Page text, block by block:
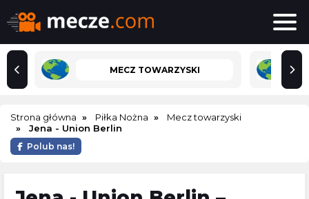
MECZ TOWARZYSKI
Strona główna Piłka Nożna
Mecz towarzyski
Jena - Union Berlin
Polub nas!